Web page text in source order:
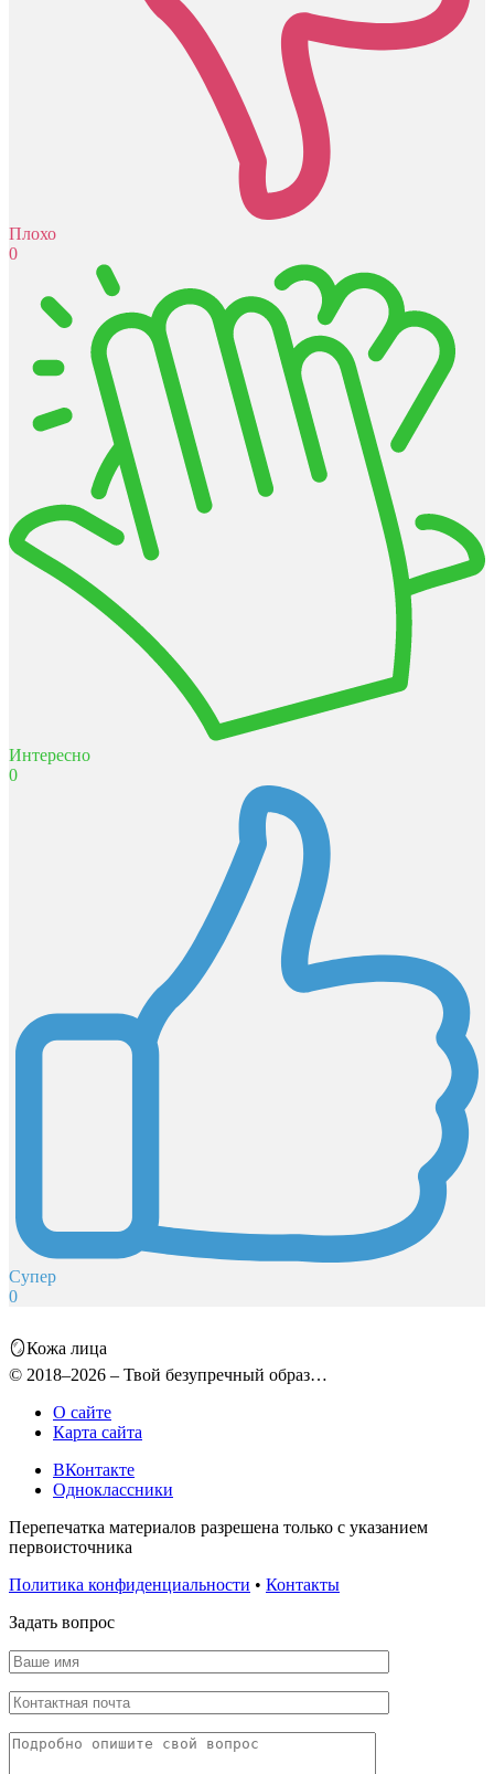
Плохо
0
Интересно
0
Супер
0
🪞Кожа лица
© 2018–2026 – Твой безупречный образ…
О сайте
Карта сайта
ВКонтакте
Одноклассники
Перепечатка материалов разрешена только с указанием
первоисточника
Политика конфиденциальности • Контакты
Задать вопрос